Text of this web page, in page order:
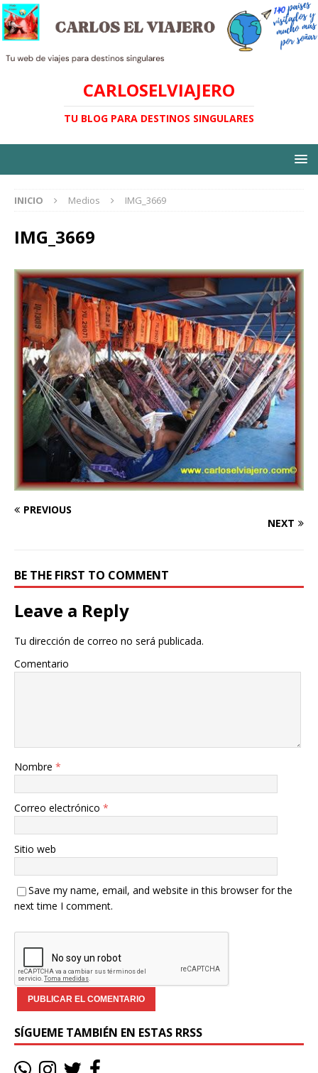
CARLOSELVIAJERO
TU BLOG PARA DESTINOS SINGULARES
INICIO Medios IMG_3669
IMG_3669
PREVIOUS
NEXT
BE THE FIRST TO COMMENT
Leave a Reply
Tu dirección de correo no será publicada.
Comentario
Nombre *
Correo electrónico *
Sitio web
Save my name, email, and website in this browser for the
next time I comment.
SÍGUEME TAMBIÉN EN ESTAS RRSS